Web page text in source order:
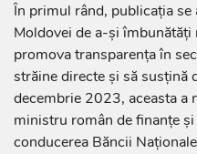
În primul rând, publicația se
Moldovei de a-și îmbunătăți
promova transparența în
străine directe și să susțină
decembrie 2023, aceasta
ministru român de finanțe
conducerea Băncii